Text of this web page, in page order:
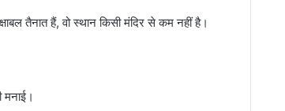
तैनात हैं, वो स्थान किसी मंदिर से कम नहीं है।
मनाई।